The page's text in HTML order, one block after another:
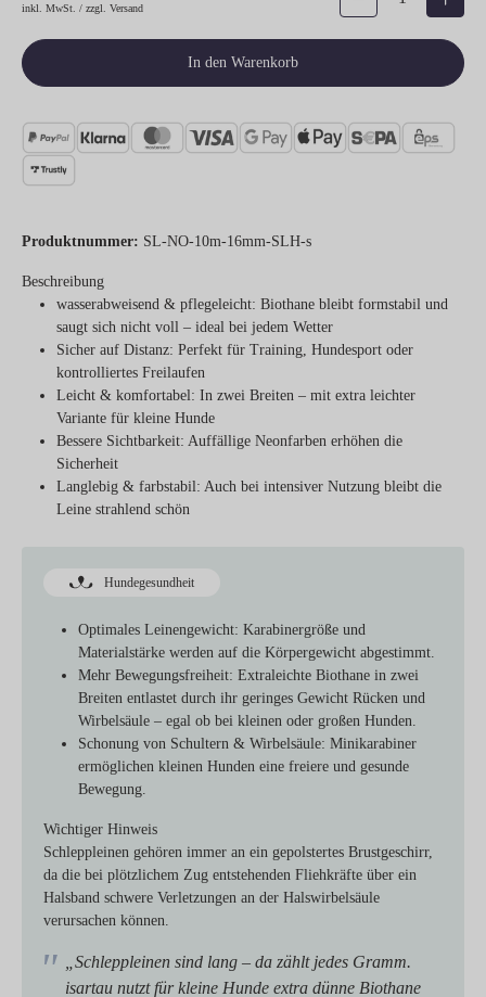
inkl. MwSt. / zzgl. Versand
In den Warenkorb
Produktnummer: SL-NO-10m-16mm-SLH-s
Beschreibung
wasserabweisend & pflegeleicht: Biothane bleibt formstabil und
saugt sich nicht voll – ideal bei jedem Wetter
Sicher auf Distanz: Perfekt für Training, Hundesport oder
kontrolliertes Freilaufen
Leicht & komfortabel: In zwei Breiten – mit extra leichter
Variante für kleine Hunde
Bessere Sichtbarkeit: Auffällige Neonfarben erhöhen die
Sicherheit
Langlebig & farbstabil: Auch bei intensiver Nutzung bleibt die
Leine strahlend schön
Hundegesundheit
Optimales Leinengewicht: Karabinergröße und
Materialstärke werden auf die Körpergewicht abgestimmt.
Mehr Bewegungsfreiheit: Extraleichte Biothane in zwei
Breiten entlastet durch ihr geringes Gewicht Rücken und
Wirbelsäule – egal ob bei kleinen oder großen Hunden.
Schonung von Schultern & Wirbelsäule: Minikarabiner
ermöglichen kleinen Hunden eine freiere und gesunde
Bewegung.
Wichtiger Hinweis
Schleppleinen gehören immer an ein gepolstertes Brustgeschirr,
da die bei plötzlichem Zug entstehenden Fliehkräfte über ein
Halsband schwere Verletzungen an der Halswirbelsäule
verursachen können.
„Schleppleinen sind lang – da zählt jedes Gramm.
isartau nutzt für kleine Hunde extra dünne Biothane